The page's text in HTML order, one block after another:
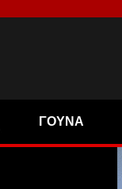
ΓΟΥΝΑ